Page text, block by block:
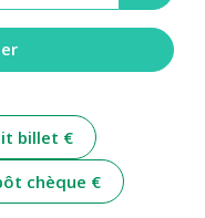
billet €
chèque €